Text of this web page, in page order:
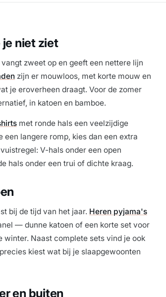
niet ziet
zweet op en geeft een nettere lijn
zijn er mouwloos, met korte mouw en
je eroverheen draagt. Voor de zomer
in katoen en bamboe.
met ronde hals een veelzijdige
een langere romp, kies dan een extra
V-hals onder een open
hals onder een trui of dichte kraag.
bij de tijd van het jaar. Heren pyjama's
— dunne katoen of een korte set voor
Naast complete sets vind je ook
kiest wat bij je slaapgewoonten
en buiten